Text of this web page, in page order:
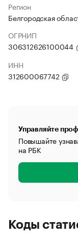
Регион
Белгородская
ОГРНИП
306312626100044
ИНН
312600067742
Управляйте
Повышайте
на РБК
Коды